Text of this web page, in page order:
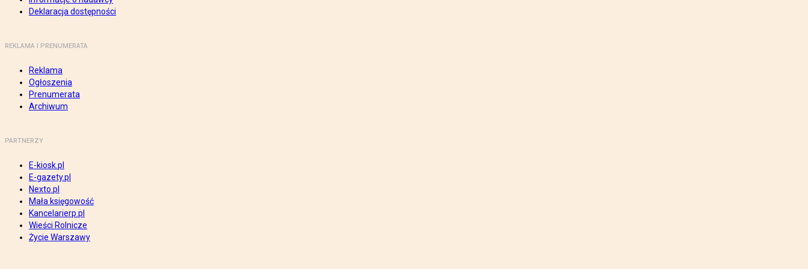
Deklaracja dostępności
REKLAMA I PRENUMERATA
Reklama
Ogłoszenia
Prenumerata
Archiwum
PARTNERZY
E-kiosk.pl
E-gazety.pl
Nexto.pl
Mała księgowość
Kancelarierp.pl
Wieści Rolnicze
Życie Warszawy